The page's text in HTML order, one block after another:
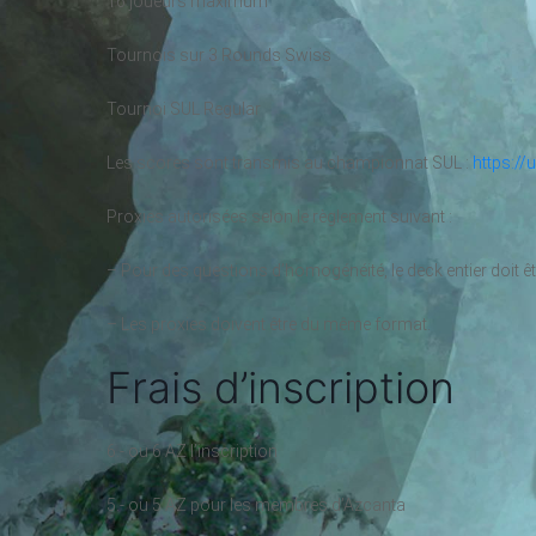
Tournois sur 3 Rounds Swiss
Tournoi SUL Regular
Les scores sont transmis au championnat SUL : https://
Proxies autorisées selon le règlement suivant :
– Pour des questions d’ homogénéité, le deck entier doit
– Les proxies doivent être du même format.
Frais d’inscription
6.- ou 6 AZ l’inscription
5.- ou 5 AZ pour les membres d’Azcanta